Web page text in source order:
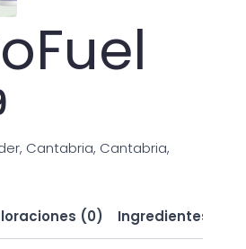
Cantabria, Cantabria,
(0) Ingredientes